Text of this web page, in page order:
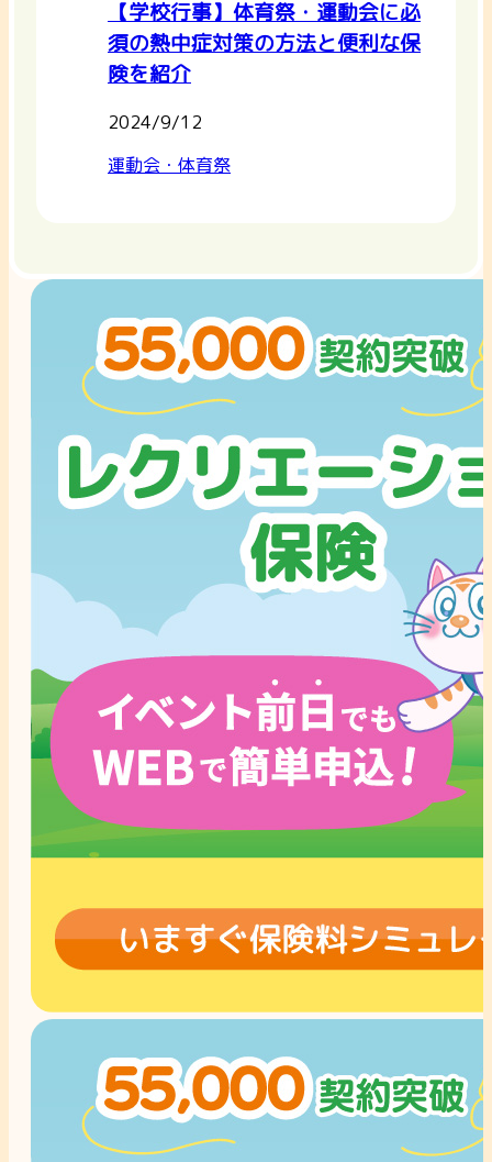
【学校行事】体育祭・運動会に必
須の熱中症対策の方法と便利な保
険を紹介
2024/9/12
運動会・体育祭